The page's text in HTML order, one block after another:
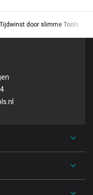
Tijdwinst door slimme Tools